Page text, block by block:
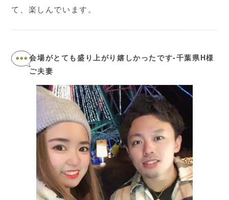
て、楽しんでいます。
会場がとても盛り上がり嬉しかったです-千葉県H様
ご夫妻